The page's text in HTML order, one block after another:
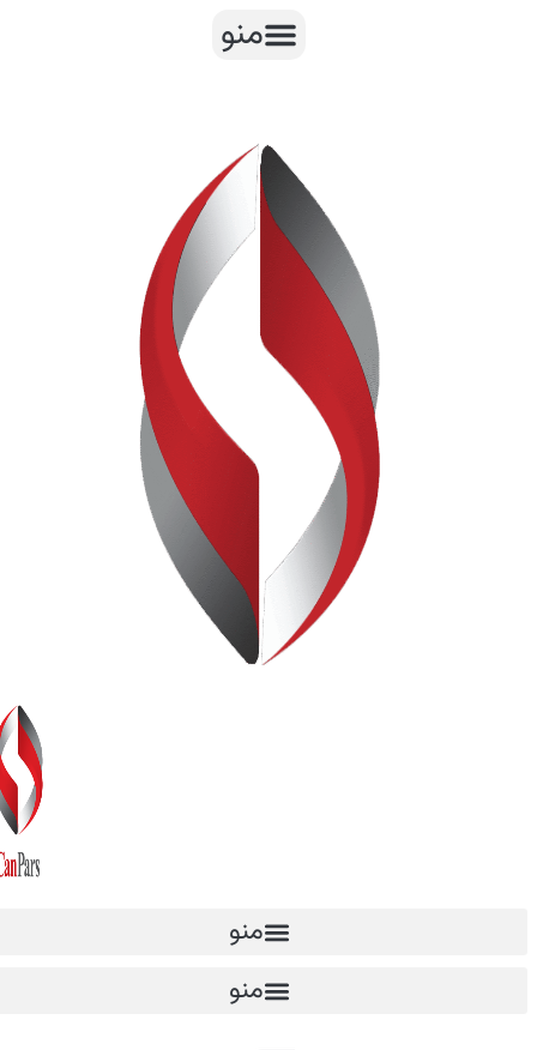
منو
منو
منو